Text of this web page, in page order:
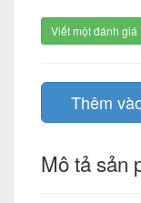
Viết một đánh giá
Thêm
Mô tả sản